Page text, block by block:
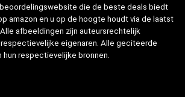
die de beste deals biedt
amazon en u op de hoogte houdt via de laatst
afbeeldingen zijn auteursrechtelijk
eigenaren. Alle geciteerde
hun respectievelijke bronnen.